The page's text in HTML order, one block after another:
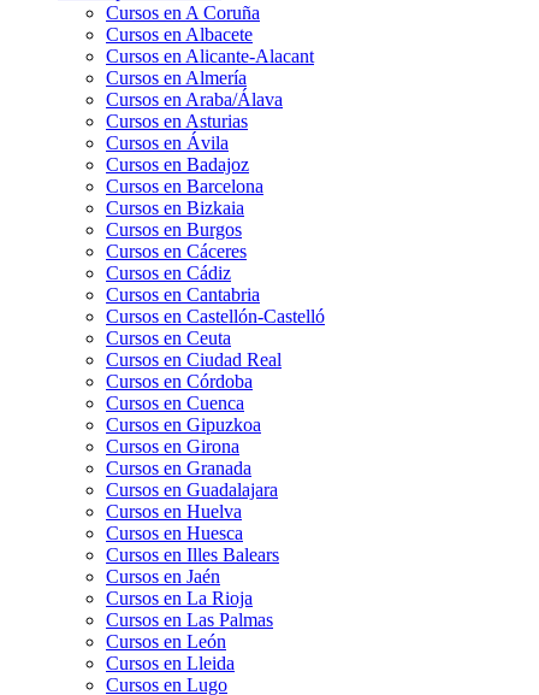
Cursos en A Coruña
Cursos en Albacete
Cursos en Alicante-Alacant
Cursos en Almería
Cursos en Araba/Álava
Cursos en Asturias
Cursos en Ávila
Cursos en Badajoz
Cursos en Barcelona
Cursos en Bizkaia
Cursos en Burgos
Cursos en Cáceres
Cursos en Cádiz
Cursos en Cantabria
Cursos en Castellón-Castelló
Cursos en Ceuta
Cursos en Ciudad Real
Cursos en Córdoba
Cursos en Cuenca
Cursos en Gipuzkoa
Cursos en Girona
Cursos en Granada
Cursos en Guadalajara
Cursos en Huelva
Cursos en Huesca
Cursos en Illes Balears
Cursos en Jaén
Cursos en La Rioja
Cursos en Las Palmas
Cursos en León
Cursos en Lleida
Cursos en Lugo